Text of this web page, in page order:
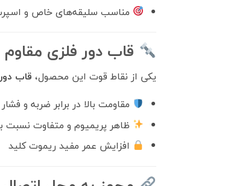
مناسب سلیقه‌های خاص و
قاب دور فلزی مقاوم
یکی از نقاط قوت این محصول، قاب
مقاومت بالا در برابر ضربه و فشار
ظاهر پریمیوم و متفاوت نسبت
افزایش عمر مفید ریموت کلید